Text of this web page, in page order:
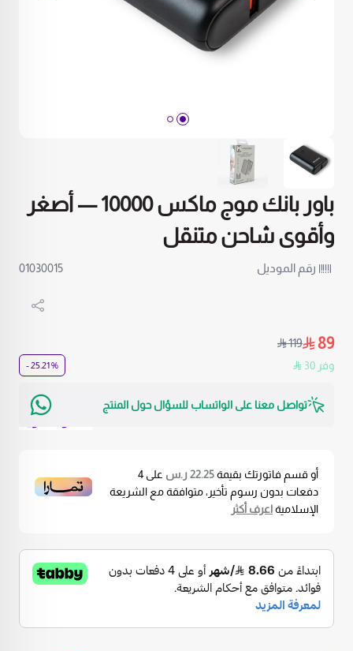
باور بانك موج ماكس 10000 — أصغر
وأقوى شاحن متنقل
رقم الموديل 01030015
89
119
وفر 30 % 25.21 -
تواصل معنا على الواتساب للسؤال حول المنتج
… اقرأ المزيد
أو قسم فاتورتك بقيمة22.25 ر.س على 4
دفعات بدون رسوم تأخير، متوافقة مع الشريعة
الإسلاميةاعرف أكثر